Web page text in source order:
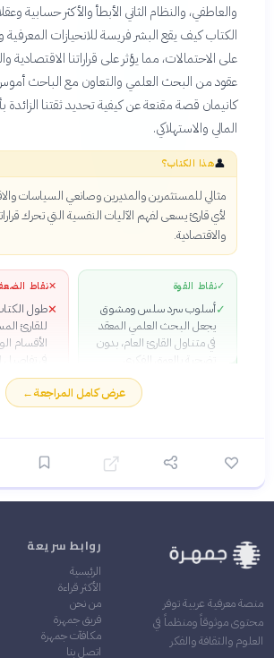
والعاطفي، والنظام الثاني الأبطأ والأكثر حسابية
الكتاب كيف يقع البشر فريسة للانحيازات المعرفية
على الاحتمالات، مما يؤثر على قراراتنا الاقتصادية
عقود من البحث العلمي والتعاون مع الباحث
كانيمان قصة مقنعة عن كيفية تحديد ثقتنا الزائدة
المالي والاستهلاكي.
👤هذا الكتاب؟
مثالي للمستثمرين والمديرين وصانعي السياسات
لأي قارئ يسعى لفهم الآليات النفسية التي تحرك
والاقتصادية.
✓نقاط القوة
✓أسلوب سرد سلس ومشوق
يجعل البحث العلمي المعقد
في متناول القارئ العام، بدون
تضحية بالعمق الفكري
تطبيقات عملية مباشرة على
حياتنا اليومية والقرارات
المالية، من استثمار الأموال
الأفكار تدريجياً من المبادئ
توضح الفجوات بين الحكم
الاقتصادي النظري والسلوك
✕نقاط
✕طول
للقارئ
الأقسام
في تفاصيل
✕بعض
بها واجهت
إعادة
عرض كامل المراجعة←
منصة معرفية عربية توفر
محتوى موثوقاً ومنظماً في
العلوم والثقافة والفكر
روابط سريعة
الرئيسية
الأكثر قراءة
من نحن
فريق جمهرة
مكافآت جمهرة
اتصل بنا